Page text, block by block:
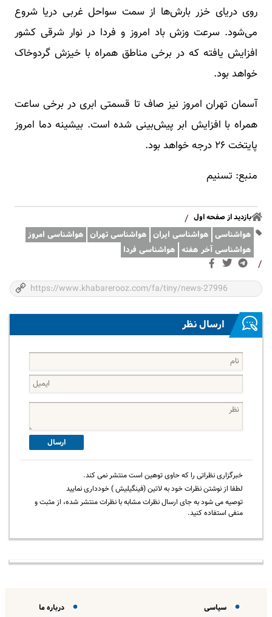
روی دریای خزر بارش‌ها از سمت سواحل غربی دریا شروع
می‌شود. سرعت وزش باد امروز و فردا در نوار شرقی کشور
افزایش یافته که در برخی مناطق همراه با خیزش گردوخاک
خواهد بود.
آسمان تهران امروز نیز صاف تا قسمتی ابری در برخی ساعت
همراه با افزایش ابر پیش‌بینی شده است. بیشینه دما امروز
‌‌پایتخت ۲۶ درجه خواهد بود.
منبع: تسنیم
بازدید از صفحه اول /
هواشناسی هواشناسی ایران هواشناسی تهران هواشناسی امروز
هواشناسی آخر هفته هواشناسی فردا
/
ارسال نظر
ارسال
خبرگزاری نظراتی را که حاوی توهین است منتشر نمی کند.
لطفا از نوشتن نظرات خود به لاتین (فینگیلیش ) خودداری نمایید
توصیه می شود به جای ارسال نظرات مشابه با نظرات منتشر شده، از مثبت و
منفی استفاده کنید.
سیاسی درباره ما